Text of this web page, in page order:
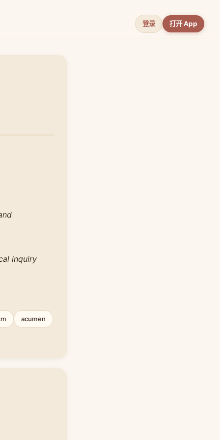
登录 打开 App
inquiry
acumen